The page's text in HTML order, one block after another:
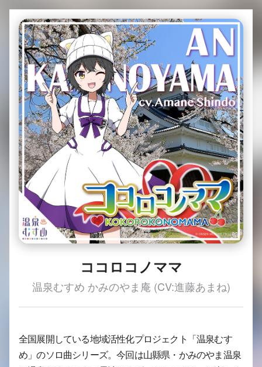
ココロコノママ
温泉むすめ かみのやま庵 (CV:進藤あまね)
全国展開している地域活性化プロジェクト「温泉むす
め」のソロ曲シリーズ。今回は山縣県・かみのやま温泉